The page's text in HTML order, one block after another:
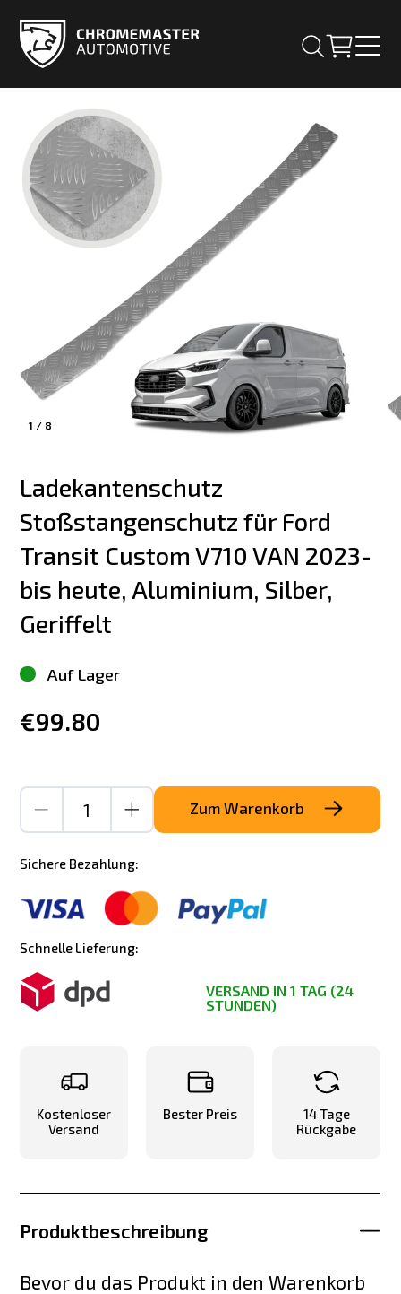
1 / 8
Ladekantenschutz
Stoßstangenschutz für Ford
Transit Custom V710 VAN 2023-
bis heute, Aluminium, Silber,
Geriffelt
Auf Lager
€99.80
Zum Warenkorb
Sichere Bezahlung:
Schnelle Lieferung:
VERSAND IN 1 TAG (24
STUNDEN)
Kostenloser
Versand
Bester Preis
14 Tage
Rückgabe
Produktbeschreibung
Bevor du das Produkt in den Warenkorb